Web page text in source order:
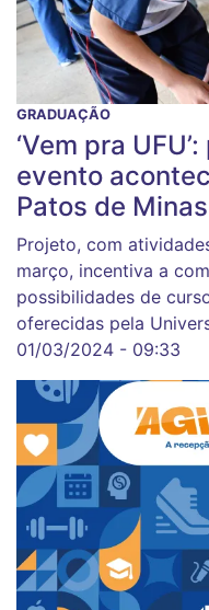
GRADUAÇÃO
‘Vem pra
evento
Patos de
Projeto, com
março, incentiva a
possibilidades de
oferecidas pela
01/03/2024 - 09:33